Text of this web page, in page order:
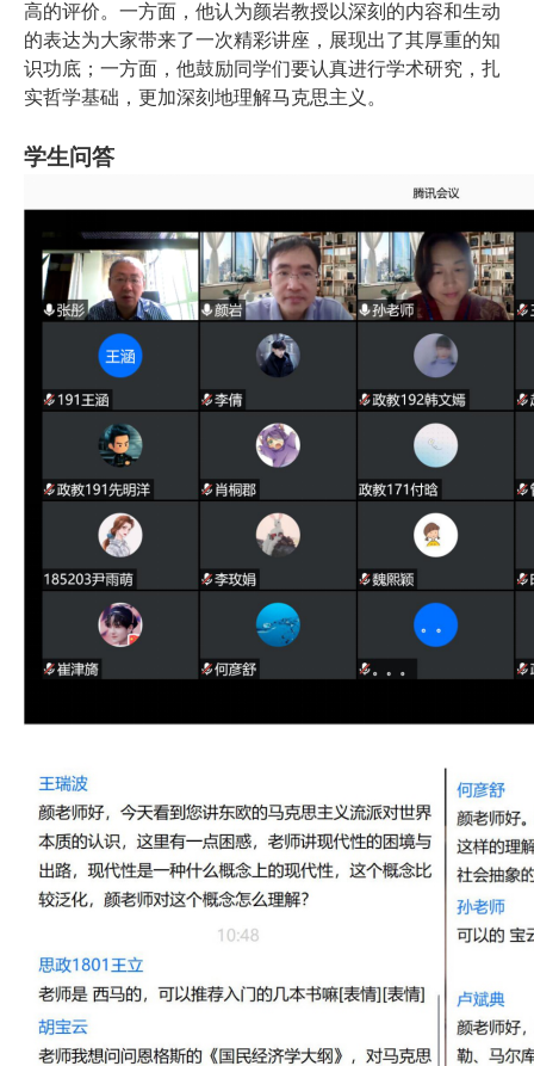
高的评价。一方面，他认为颜岩教授以深刻的内容和生动
的表达为大家带来了一次精彩讲座，展现出了其厚重的知
识功底；一方面，他鼓励同学们要认真进行学术研究，扎
实哲学基础，更加深刻地理解马克思主义。
学生问答